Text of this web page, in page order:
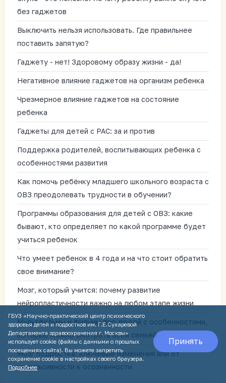
без гаджетов
Выключить нельзя использовать. Где правильнее
поставить запятую?
Гаджету - нет! Здоровому образу жизни - да!
Негативное влияние гаджетов на организм ребенка
Чрезмерное влияние гаджетов на состояние
ребенка
Гаджеты для детей с РАС: за и против
Поддержка родителей, воспитывающих ребенка с
особенностями развития
Как помочь ребёнку младшего школьного возраста с
ОВЗ преодолевать трудности в обучении?
Программы образования для детей с ОВЗ: какие
бывают, кто определяет по какой программе будет
учиться ребенок
Что умеет ребенок в 4 года и на что стоит обратить
свое внимание?
Мозг, который учится: почему развитие
нейропластичности важно на любом этапе жизни
Мультфильмы и фильмы про людей с особенностями,
которые можно смотреть всей семьей
Мозг подростка: ключевые изменения или от
импульсивности к осознанности
ГБУЗ «Научно-практический центр психического
здоровья детей и подростков им. Г.Е.Сухаревой
Департамента здравоохранения г. Москвы»
использует cookie (файлы с данными о прошлых
посещениях сайта). Вы можете запретить
сохранение cookie в настройках своего браузера.
Подробнее
Принять